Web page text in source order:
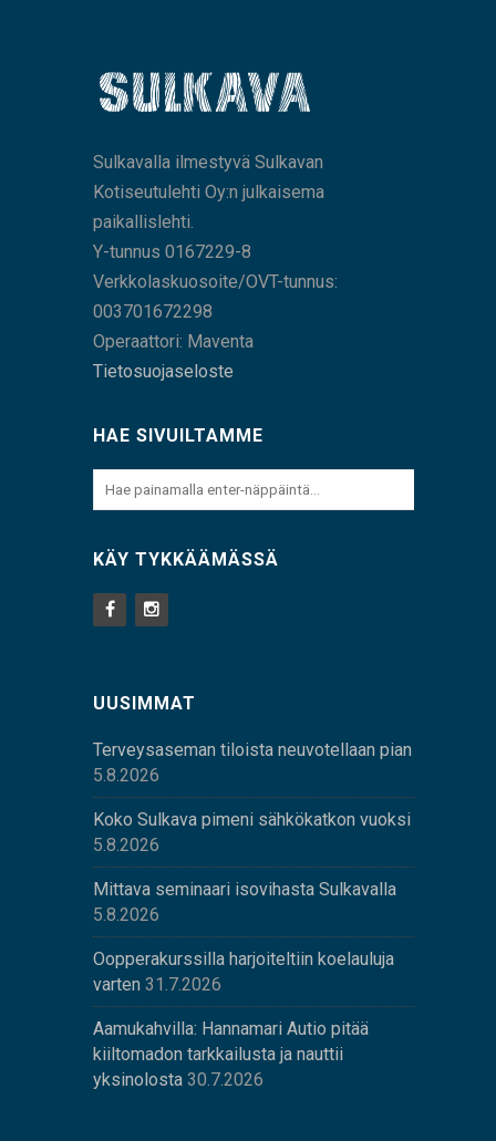
Sulkavalla ilmestyvä Sulkavan
Kotiseutulehti Oy:n julkaisema
paikallislehti.
Y-tunnus 0167229-8
Verkkolaskuosoite/OVT-tunnus:
003701672298
Operaattori: Maventa
Tietosuojaseloste
HAE SIVUILTAMME
KÄY TYKKÄÄMÄSSÄ
UUSIMMAT
Terveysaseman tiloista neuvotellaan pian
5.8.2026
Koko Sulkava pimeni sähkökatkon vuoksi
5.8.2026
Mittava seminaari isovihasta Sulkavalla
5.8.2026
Oopperakurssilla harjoiteltiin koelauluja
varten 31.7.2026
Aamukahvilla: Hannamari Autio pitää
kiiltomadon tarkkailusta ja nauttii
yksinolosta 30.7.2026